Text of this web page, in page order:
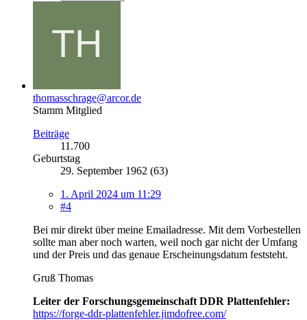
thomasschrage@arcor.de
Stamm Mitglied
Beiträge
11.700
Geburtstag
29. September 1962 (63)
1. April 2024 um 11:29
#4
Bei mir direkt über meine Emailadresse. Mit dem Vorbestellen
sollte man aber noch warten, weil noch gar nicht der Umfang
und der Preis und das genaue Erscheinungsdatum feststeht.
Gruß Thomas
Leiter der Forschungsgemeinschaft DDR Plattenfehler:
https://forge-ddr-plattenfehler.jimdofree.com/